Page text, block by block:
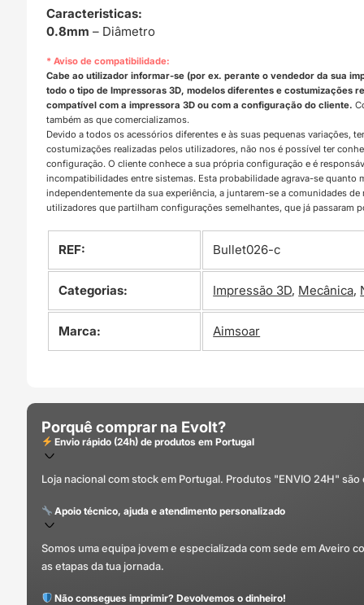
Caracteristicas:
0.8mm – Diâmetro
* Aviso de compatibilidade:
Cabe ao utilizador informar-se (por ex. perante o vendedor da sua
todo o tipo de Impressoras 3D, modelos diferentes e costumizações
compatível com a impressora 3D ou com a configuração do cliente.
também as que comercializamos.
Devido a todos os acessórios diferentes e às suas pequenas variações,
costumizações realizadas pelos utilizadores, não nos é possível ter
configuração. O cliente conhece a sua própria configuração e é
incompatibilidades entre sistemas. Esta probabilidade agrava-se
independentemente da sua experiência, a juntarem-se a comunidades
utilizadores que partilham configurações semelhantes, que já passaram
REF: Bullet026-c
Categorias: Impressão 3D, Mecânica,
Marca: Aimsoar
Porquê comprar na Evolt?
Envio rápido (24h) de produtos em Portugal
Loja nacional com stock em Portugal. Produtos "ENVIO 24H"
Apoio técnico, ajuda e atendimento personalizado
Somos uma equipa jovem e especializada com sede em Aveiro
as etapas da tua jornada.
Não consegues imprimir? Devolvemos o dinheiro!